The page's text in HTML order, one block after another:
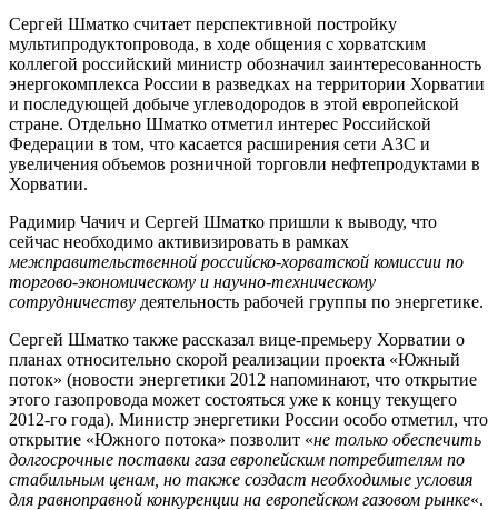
Сергей Шматко считает перспективной постройку
мультипродуктопровода, в ходе общения с хорватским
коллегой российский министр обозначил заинтересованность
энергокомплекса России в разведках на территории Хорватии
и последующей добыче углеводородов в этой европейской
стране. Отдельно Шматко отметил интерес Российской
Федерации в том, что касается расширения сети АЗС и
увеличения объемов розничной торговли нефтепродуктами в
Хорватии.
Радимир Чачич и Сергей Шматко пришли к выводу, что
сейчас необходимо активизировать в рамках
межправительственной российско-хорватской комиссии по
торгово-экономическому и научно-техническому
сотрудничеству деятельность рабочей группы по энергетике.
Сергей Шматко также рассказал вице-премьеру Хорватии о
планах относительно скорой реализации проекта «Южный
поток» (новости энергетики 2012 напоминают, что открытие
этого газопровода может состояться уже к концу текущего
2012-го года). Министр энергетики России особо отметил, что
открытие «Южного потока» позволит «не только обеспечить
долгосрочные поставки газа европейским потребителям по
стабильным ценам, но также создаст необходимые условия
для равноправной конкуренции на европейском газовом рынке«.